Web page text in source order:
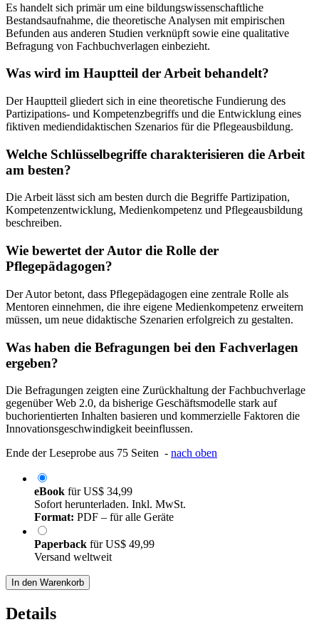
Es handelt sich primär um eine bildungswissenschaftliche
Bestandsaufnahme, die theoretische Analysen mit empirischen
Befunden aus anderen Studien verknüpft sowie eine qualitative
Befragung von Fachbuchverlagen einbezieht.
Was wird im Hauptteil der Arbeit behandelt?
Der Hauptteil gliedert sich in eine theoretische Fundierung des
Partizipations- und Kompetenzbegriffs und die Entwicklung eines
fiktiven mediendidaktischen Szenarios für die Pflegeausbildung.
Welche Schlüsselbegriffe charakterisieren die Arbeit
am besten?
Die Arbeit lässt sich am besten durch die Begriffe Partizipation,
Kompetenzentwicklung, Medienkompetenz und Pflegeausbildung
beschreiben.
Wie bewertet der Autor die Rolle der
Pflegepädagogen?
Der Autor betont, dass Pflegepädagogen eine zentrale Rolle als
Mentoren einnehmen, die ihre eigene Medienkompetenz erweitern
müssen, um neue didaktische Szenarien erfolgreich zu gestalten.
Was haben die Befragungen bei den Fachverlagen
ergeben?
Die Befragungen zeigten eine Zurückhaltung der Fachbuchverlage
gegenüber Web 2.0, da bisherige Geschäftsmodelle stark auf
buchorientierten Inhalten basieren und kommerzielle Faktoren die
Innovationsgeschwindigkeit beeinflussen.
Ende der Leseprobe aus 75 Seiten - nach oben
eBook fürUS$ 34,99
Sofort herunterladen. Inkl. MwSt.
Format: PDF – für alle Geräte
Paperback fürUS$ 49,99
Versand weltweit
In den Warenkorb
Details